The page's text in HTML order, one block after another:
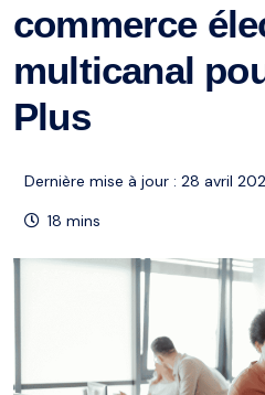
commerce
multicanal
Plus
Dernière mise à jour : 28 avril
18 mins